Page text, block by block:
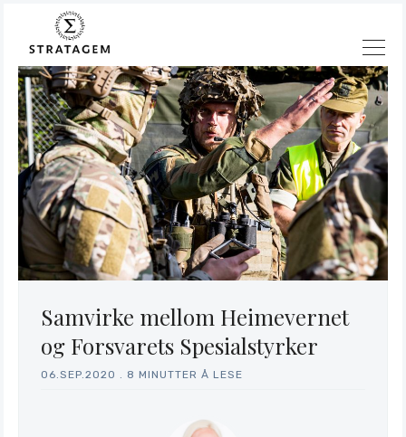
Stratagem
Samvirke mellom Heimevernet
og Forsvarets Spesialstyrker
06.SEP.2020 8 MINUTTER Å LESE